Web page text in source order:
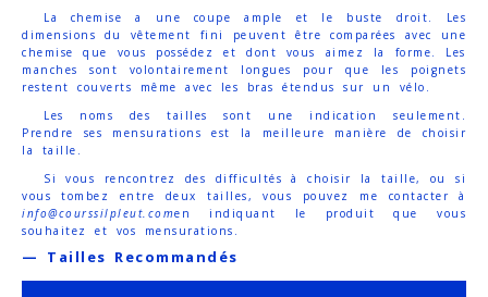
La chemise a une coupe ample et le buste droit. Les
dimensions du vêtement fini peuvent être comparées avec une
chemise que vous possédez et dont vous aimez la forme. Les
manches sont volontairement longues pour que les poignets
restent couverts même avec les bras étendus sur un vélo.
Les noms des tailles sont une indication seulement.
Prendre ses mensurations est la meilleure manière de choisir
la taille.
Si vous rencontrez des difficultés à choisir la taille, ou si
vous tombez entre deux tailles, vous pouvez me contacter à
info@courssilpleut.comen indiquant le produit que vous
souhaitez et vos mensurations.
— Tailles Recommandés